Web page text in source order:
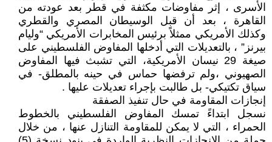
الأسرى ، إثر مفاوضات مكثفة في قطر بعد عودته من
القاهرة ، بعد أن قبل الوسيطان المصري والقطري
وكذلك الأمريكي ممثلاً برئيس المخابرات الأمريكي “وليام
بيرنز” ، بالتعديلات التي أدخلها المفاوض الفلسطيني على
صيغة 29 نيسان الأمريكية، التي تشبث فيها المفاوض
الصهيوني ،ولم ترفضها حماس في حينه بالمطلق- في
سياق تكتيكي- بل طالبت بإجراء تعديلات عليها .
إنجازات المقاومة في حال تنفيذ الصفقة
نسجل ابتداءً تمسك المفاوض الفلسطيني بالخطوط
الحمراء ، التي لا يمكن للمقاومة التنازل عنها ، من خلال